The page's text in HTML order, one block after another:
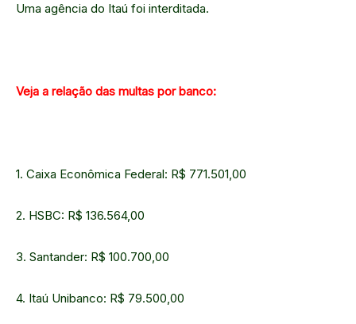
Uma agência do Itaú foi interditada.
Veja a relação das multas por banco:
1. Caixa Econômica Federal: R$ 771.501,00
2. HSBC: R$ 136.564,00
3. Santander: R$ 100.700,00
4. Itaú Unibanco: R$ 79.500,00